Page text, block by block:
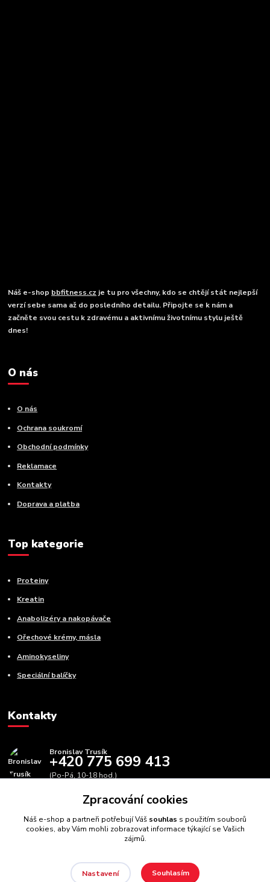
Náš e-shop bbfitness.cz je tu pro všechny, kdo se chtějí stát nejlepší
verzí sebe sama až do posledního detailu. Připojte se k nám a
začněte svou cestu k zdravému a aktivnímu životnímu stylu ještě
dnes!
O nás
O nás
Ochrana soukromí
Obchodní podmínky
Reklamace
Kontakty
Doprava a platba
Top kategorie
Proteiny
Kreatin
Anabolizéry a nakopávače
Ořechové krémy, másla
Aminokyseliny
Speciální balíčky
Kontakty
Bronislav Trusík
+420 775 699 413
(Po-Pá, 10-18 hod.)
info@bbfitness.czZpracování cookies
Náš e-shop a partneři potřebují Váš souhlas s použitím souborů
cookies, aby Vám mohli zobrazovat informace týkající se Vašich
zájmů.
Nastavení Souhlasím